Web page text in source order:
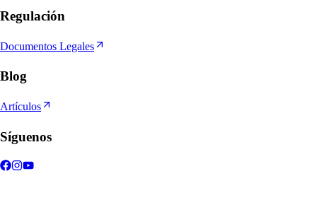
Regulación
Documentos Legales
Blog
Artículos
Síguenos